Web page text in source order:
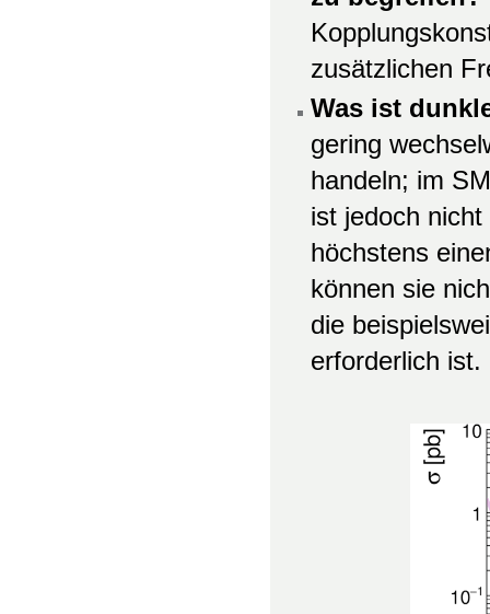
zusätzlichen
Was ist
gering
handeln; im
ist jedoch
höchstens
können sie
die
erforderlich ist.